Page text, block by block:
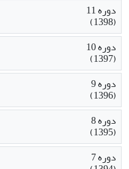
دوره 11
(1398)
دوره 10
(1397)
دوره 9
(1396)
دوره 8
(1395)
دوره 7